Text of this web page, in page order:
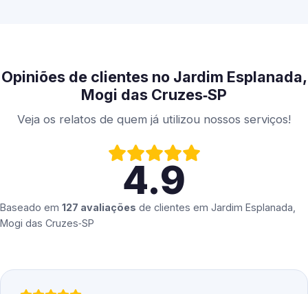
Opiniões de clientes no Jardim Esplanada,
Mogi das Cruzes‑SP
Veja os relatos de quem já utilizou nossos serviços!
4.9
Baseado em 127 avaliações de clientes em Jardim Esplanada,
Mogi das Cruzes‑SP